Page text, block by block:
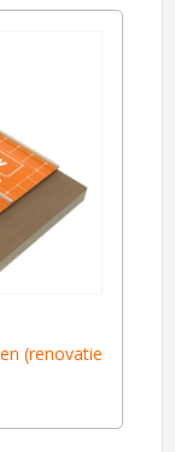
(renovatie